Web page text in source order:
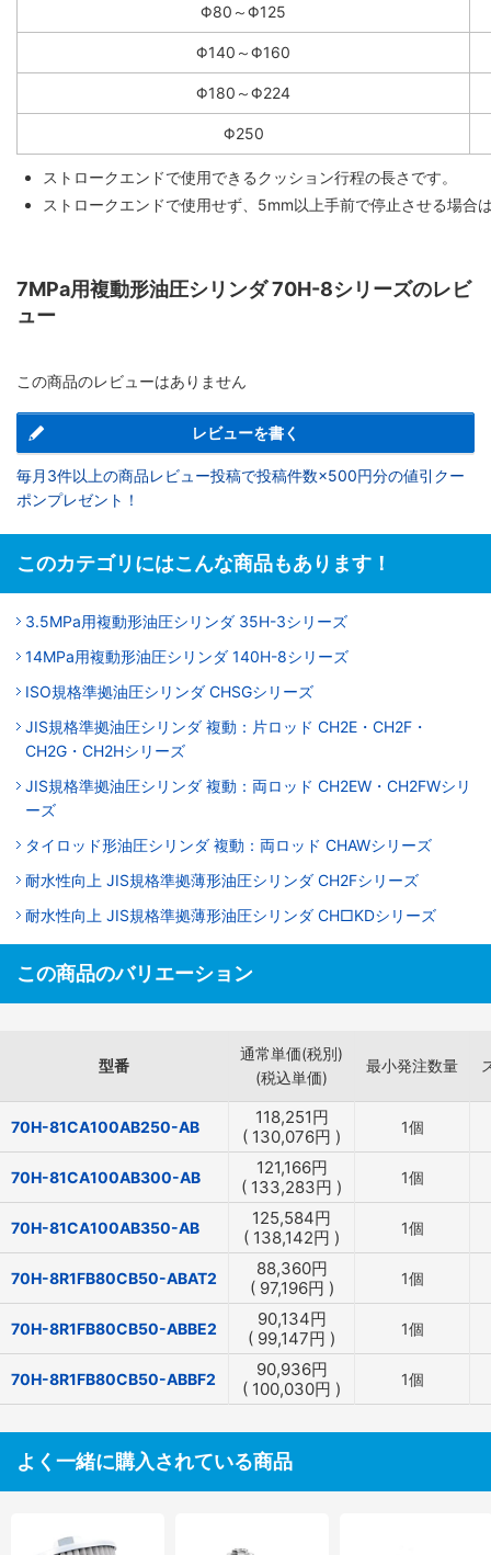
Φ80～Φ125
Φ140～Φ160
Φ180～Φ224
Φ250
ストロークエンドで使用できるクッション行程の長さです。
ストロークエンドで使用せず、5mm以上手前で停止させる場合
7MPa用複動形油圧シリンダ 70H-8シリーズのレビ
ュー
この商品のレビューはありません
レビューを書く
毎月3件以上の商品レビュー投稿で投稿件数×500円分の値引クー
ポンプレゼント！
このカテゴリにはこんな商品もあります！
3.5MPa用複動形油圧シリンダ 35H-3シリーズ
14MPa用複動形油圧シリンダ 140H-8シリーズ
ISO規格準拠油圧シリンダ CHSGシリーズ
JIS規格準拠油圧シリンダ 複動：片ロッド CH2E・CH2F・
CH2G・CH2Hシリーズ
JIS規格準拠油圧シリンダ 複動：両ロッド CH2EW・CH2FWシリ
ーズ
タイロッド形油圧シリンダ 複動：両ロッド CHAWシリーズ
耐水性向上 JIS規格準拠薄形油圧シリンダ CH2Fシリーズ
耐水性向上 JIS規格準拠薄形油圧シリンダ CH□KDシリーズ
この商品のバリエーション
型番
通常単価(税別)
(税込単価)
最小発注数量
70H-81CA100AB250-AB 118,251円
( 130,076円 ) 1個
70H-81CA100AB300-AB 121,166円
( 133,283円 ) 1個
70H-81CA100AB350-AB 125,584円
( 138,142円 ) 1個
70H-8R1FB80CB50-ABAT2 88,360円
( 97,196円 ) 1個
70H-8R1FB80CB50-ABBE2 90,134円
( 99,147円 ) 1個
70H-8R1FB80CB50-ABBF2 90,936円
( 100,030円 ) 1個
よく一緒に購入されている商品